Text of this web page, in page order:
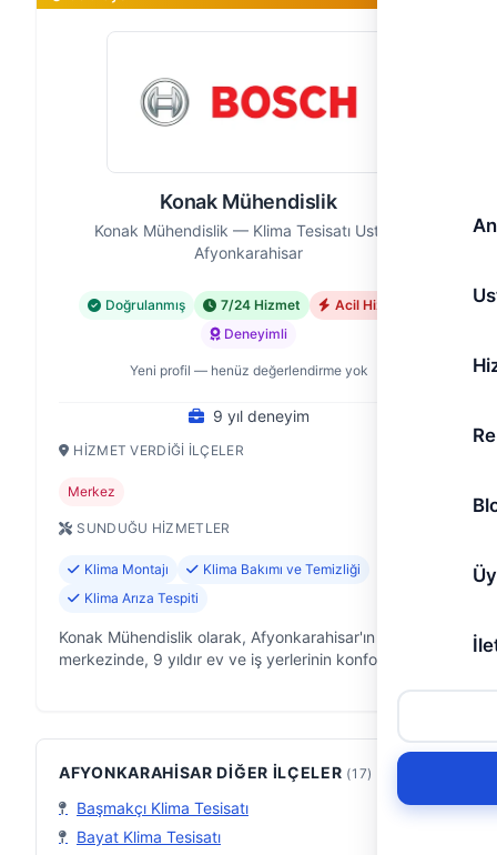
Konak Mühendislik
Konak Mühendislik — Klima Tesisatı Ustası,
Afyonkarahisar
Doğrulanmış 7/24 Hizmet
Acil Hizmet
Deneyimli
Yeni profil — henüz değerlendirme yok
9 yıl deneyim
HIZMET VERDIĞI İLÇELER
Merkez
SUNDUĞU HIZMETLER
Klima Montajı
Klima Bakımı ve Temizliği
Klima Arıza Tespiti
Konak Mühendislik olarak, Afyonkarahisar'ın
merkezinde, 9 yıldır ev ve iş yerlerinin konforunu
AFYONKARAHISAR DIĞER İLÇELER (17)
Başmakçı Klima Tesisatı
Bayat Klima Tesisatı